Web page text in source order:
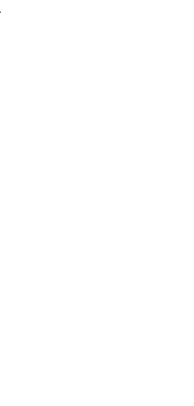
הצג הכול